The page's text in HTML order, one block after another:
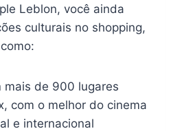
Leblon, você ainda
culturais no shopping,
como:
mais de 900 lugares
com o melhor do cinema
e internacional